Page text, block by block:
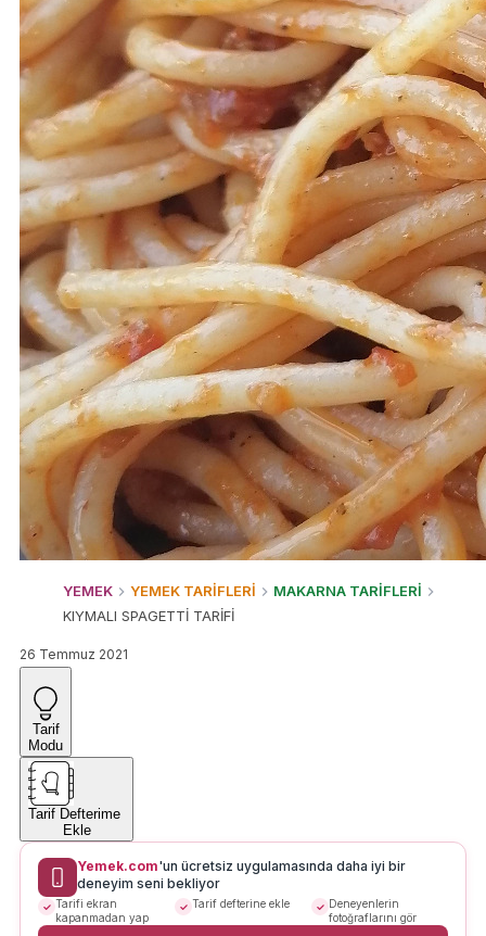
YEMEK YEMEK TARİFLERİ
MAKARNA TARİFLERİ
KIYMALI SPAGETTİ TARİFİ
26 Temmuz 2021
Tarif
Modu
Tarif Defterime
Ekle
Yemek.com'un ücretsiz uygulamasında daha iyi bir
deneyim seni bekliyor
Tarifi ekran
kapanmadan yap
Tarif defterine ekle
Deneyenlerin
fotoğraflarını gör